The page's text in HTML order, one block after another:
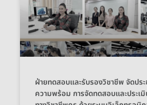
ฝ่ายทดสอบและรับรองวิชาชีพ จัดปร
ความพร้อม การจัดทดสอบและประเ